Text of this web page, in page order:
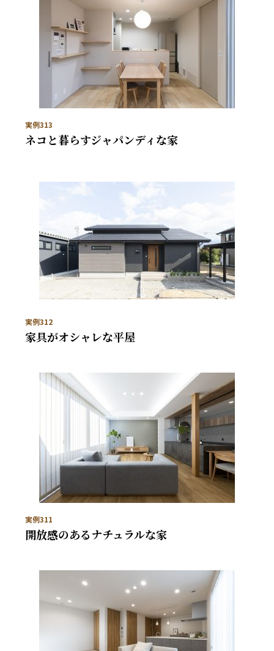
実例313
ネコと暮らすジャパンディな家
実例312
家具がオシャレな平屋
実例311
開放感のあるナチュラルな家